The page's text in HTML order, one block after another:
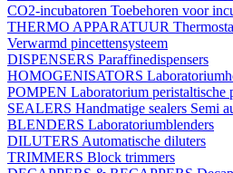
CO2-incubatoren Toebehoren voor
THERMO APPARATUUR
Verwarmd pincettensysteem
DISPENSERS Paraffinedispensers
HOMOGENISATORS
POMPEN Laboratorium peristaltische
SEALERS Handmatige sealers Semi
BLENDERS Laboratoriumblenders
DILUTERS Automatische diluters
TRIMMERS Block trimmers